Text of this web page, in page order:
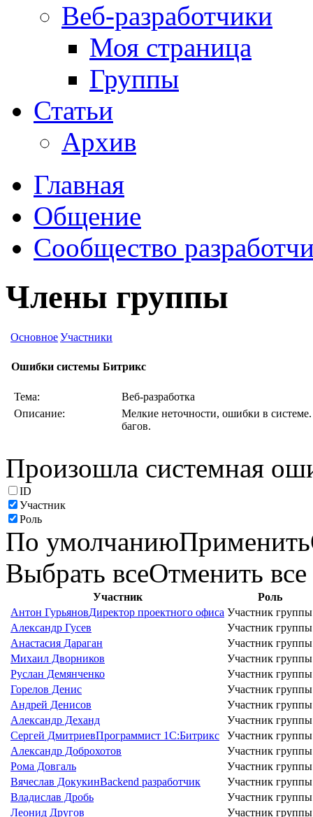
Веб-разработчики
Моя страница
Группы
Статьи
Архив
Главная
Общение
Сообщество
Члены группы
ОсновноеУчастники
Ошибки системы Битрикс
Тема:
Веб-разработка
Описание:
Мелкие неточности, ошибки в
багов.
Произошла системная
ID
Участник
Роль
По умолчаниюПрименить
Выбрать всеОтменить все
Участник
Роль
Антон ГурьяновДиректор проектного офиса Участник группы
Александр Гусев
Участник группы
Анастасия Дараган
Участник группы
Михаил Дворников
Участник группы
Руслан Демянченко
Участник группы
Горелов Денис
Участник группы
Андрей Денисов
Участник группы
Александр Деханд
Участник группы
Сергей ДмитриевПрограммист 1С:Битрикс
Участник группы
Александр Доброхотов
Участник группы
Рома Довгаль
Участник группы
Вячеслав ДокукинBackend разработчик
Участник группы
Владислав Дробь
Участник группы
Леонид Другов
Участник группы